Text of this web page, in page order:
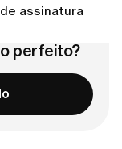
assinatura
perfeito?